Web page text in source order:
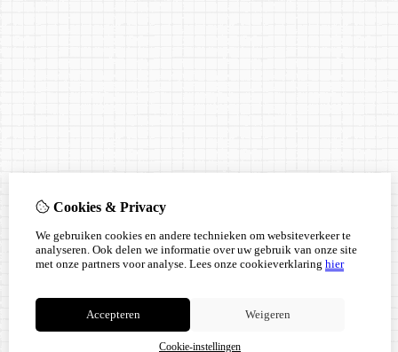
Cookies & Privacy
We gebruiken cookies en andere technieken om websiteverkeer te
analyseren. Ook delen we informatie over uw gebruik van onze site
met onze partners voor analyse. Lees onze cookieverklaring hier
Accepteren Weigeren
Cookie-instellingen